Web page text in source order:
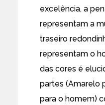
excelência, a
representam a
traseiro
representam o
das cores é
partes (Amarelo
para o homem)